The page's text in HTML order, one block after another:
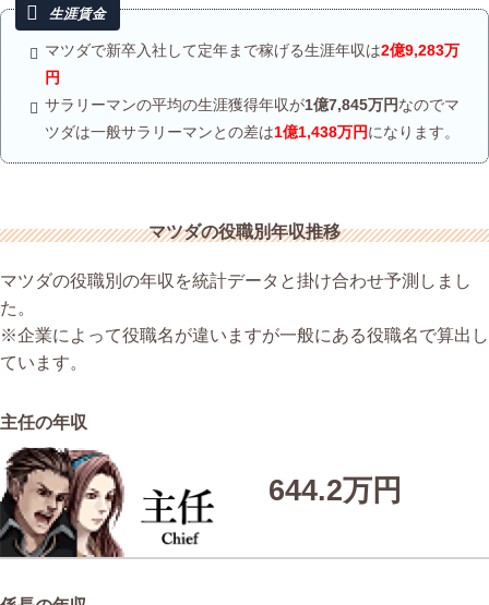
マツダで新卒入社して定年まで稼げる生涯年収は2億9,283万
円
サラリーマンの平均の生涯獲得年収が1億7,845万円なのでマ
ツダは一般サラリーマンとの差は1億1,438万円になります。
マツダの役職別年収推移
マツダの役職別の年収を統計データと掛け合わせ予測しまし
た。
※企業によって役職名が違いますが一般にある役職名で算出し
ています。
主任の年収
644.2万円